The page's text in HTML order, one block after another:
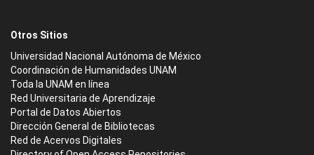
Otros Sitios
Universidad Nacional Autónoma de México
Coordinación de Humanidades UNAM
Toda la UNAM en línea
Red Universitaria de Aprendizaje
Portal de Datos Abiertos
Dirección General de Bibliotecas
Red de Acervos Digitales